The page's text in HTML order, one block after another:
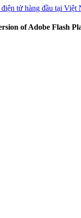
of Adobe Flash